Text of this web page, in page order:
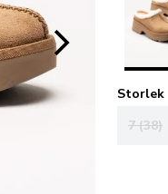
Storlek
7 (38)